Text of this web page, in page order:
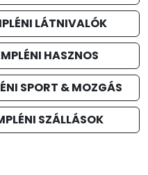
LÁTNIVALÓK
HASZNOS
SPORT & MOZGÁS
SZÁLLÁSOK